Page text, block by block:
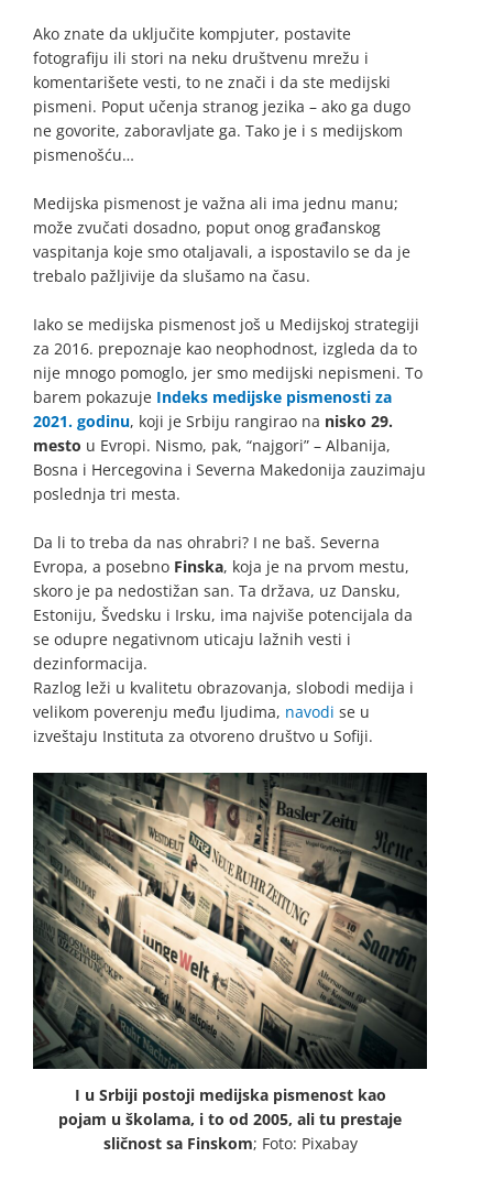
Ako znate da uključite kompjuter, postavite
fotografiju ili stori na neku društvenu mrežu i
komentarišete vesti, to ne znači i da ste medijski
pismeni. Poput učenja stranog jezika – ako ga dugo
ne govorite, zaboravljate ga. Tako je i s medijskom
pismenošću…
Medijska pismenost je važna ali ima jednu manu;
može zvučati dosadno, poput onog građanskog
vaspitanja koje smo otaljavali, a ispostavilo se da je
trebalo pažljivije da slušamo na času.
Iako se medijska pismenost još u Medijskoj strategiji
za 2016. prepoznaje kao neophodnost, izgleda da to
nije mnogo pomoglo, jer smo medijski nepismeni. To
barem pokazuje Indeks medijske pismenosti za
2021. godinu, koji je Srbiju rangirao na nisko 29.
mesto u Evropi. Nismo, pak, “najgori” – Albanija,
Bosna i Hercegovina i Severna Makedonija zauzimaju
poslednja tri mesta.
Da li to treba da nas ohrabri? I ne baš. Severna
Evropa, a posebno Finska, koja je na prvom mestu,
skoro je pa nedostižan san. Ta država, uz Dansku,
Estoniju, Švedsku i Irsku, ima najviše potencijala da
se odupre negativnom uticaju lažnih vesti i
dezinformacija.
Razlog leži u kvalitetu obrazovanja, slobodi medija i
velikom poverenju među ljudima, navodi se u
izveštaju Instituta za otvoreno društvo u Sofiji.
I u Srbiji postoji medijska pismenost kao
pojam u školama, i to od 2005, ali tu prestaje
sličnost sa Finskom; Foto: Pixabay